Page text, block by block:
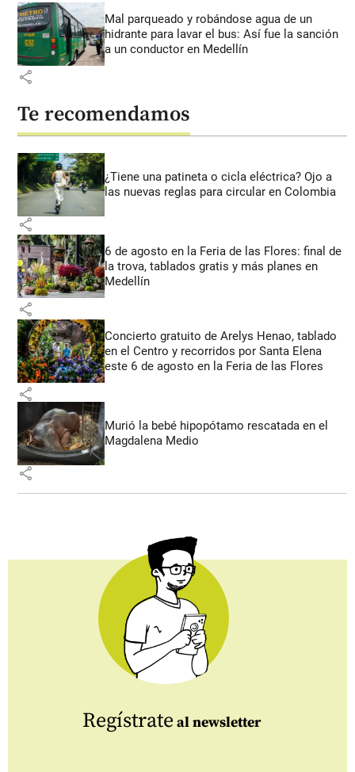
Mal parqueado y robándose agua de un
hidrante para lavar el bus: Así fue la sanción
a un conductor en Medellín
share
Te recomendamos
¿Tiene una patineta o cicla eléctrica? Ojo a
las nuevas reglas para circular en Colombia
share
6 de agosto en la Feria de las Flores: final de
la trova, tablados gratis y más planes en
Medellín
share
Concierto gratuito de Arelys Henao, tablado
en el Centro y recorridos por Santa Elena
este 6 de agosto en la Feria de las Flores
share
Murió la bebé hipopótamo rescatada en el
Magdalena Medio
share
Regístrate al newsletter